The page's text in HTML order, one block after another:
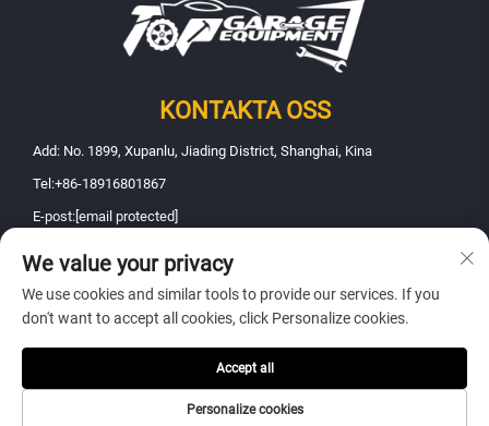
KONTAKTA OSS
Add: No. 1899, Xupanlu, Jiading District, Shanghai, Kina
Tel:+86-18916801867
E-post: [email protected]
Upphovsrätt © 2025 Shanghai Fanbao Automobile Maintenance
Equipment Co., Ltd.. Alla rättigheter förbehållna -Integritetspolicy
We value your privacy
We use cookies and similar tools to provide our services. If you
don't want to accept all cookies, click Personalize cookies.
Personalize cookies
Accept all